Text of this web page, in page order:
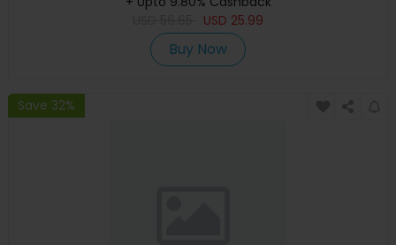
USD 25.99
Buy Now
Save 32%